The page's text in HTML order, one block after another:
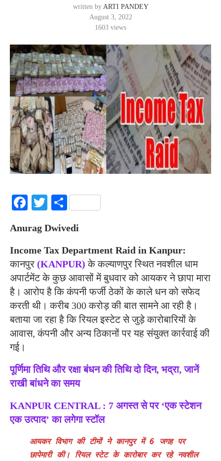
written by ARTI PANDEY
August 3, 2022
1603 views
Facebook
Twitter
Share
Anurag Dwivedi
Income Tax Department Raid in Kanpur:
कानपुर (KANPUR) के कल्याणपुर स्थित नवशील धाम
अपार्टमेंट के कुछ आवासों में बुधवार को आयकर ने छापा मारा
है। आरोप है कि कंपनी फर्जी ठेकों के काले धन को सफेद
करती थी। करीब 300 करोड़ की बात सामने आ रही है।
बताया जा रहा है कि रियल इस्टेट से जुड़े कारोबारियों के
आवास, कंपनी और अन्य ठिकानों पर यह संयुक्त कार्रवाई की
गई।
पूर्णिमा तिथि और रक्षा बंधन की तिथि दो दिन, भद्रा, जानें
राखी बांधने का समय
KANPUR CENTRAL : 7 अगस्त से पर ‘एक स्टेशन
एक उत्पाद’ का लगेगा स्टॉल
आयकर विभाग की टीमों ने कानपुर में 6 जगह पर
छापेमारी की। रियल स्टेट के कारोबार कर रहे नवशील